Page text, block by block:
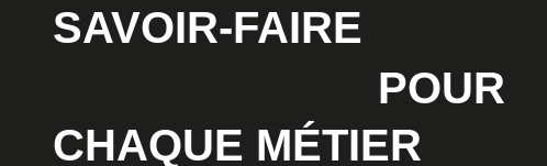
SAVOIR-FAIRE
POUR
CHAQUE MÉTIER